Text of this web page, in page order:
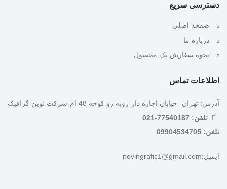
دسترسی سریع
صفحه اصلی
درباره ما
نحوه سفارش یک محصول
اطلاعات تماس
آدرس: تهران -خیابان اجاره دار-روبه رو کوچه 48 ام-شرکت نوین گرافیک
تلفن: 77540187-021
تلفن: 09904534705
ایمیل:novingrafic1@gmail.com